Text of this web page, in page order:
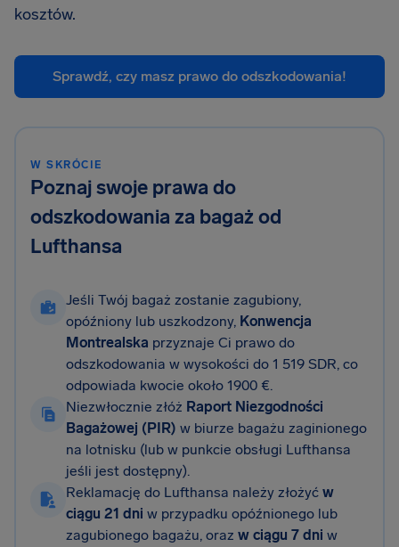
kosztów.
Sprawdź, czy masz prawo do odszkodowania!
W SKRÓCIE
Poznaj swoje prawa do
odszkodowania za bagaż od
Lufthansa
Jeśli Twój bagaż zostanie zagubiony,
opóźniony lub uszkodzony, Konwencja
Montrealska przyznaje Ci prawo do
odszkodowania w wysokości do 1 519 SDR, co
odpowiada kwocie około 1900 €.
Niezwłocznie złóż Raport Niezgodności
Bagażowej (PIR) w biurze bagażu zaginionego
na lotnisku (lub w punkcie obsługi Lufthansa
jeśli jest dostępny).
Reklamację do Lufthansa należy złożyć w
ciągu 21 dni w przypadku opóźnionego lub
zagubionego bagażu, oraz w ciągu 7 dni w